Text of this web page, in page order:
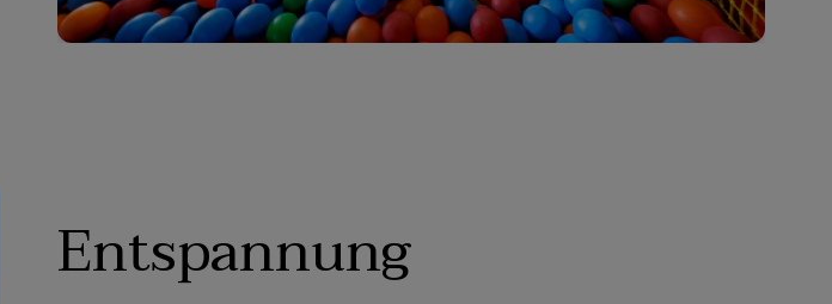
Entspannung